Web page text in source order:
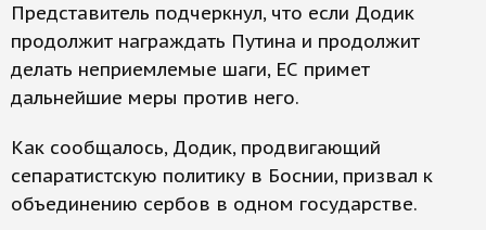
Представитель подчеркнул, что если Додик
продолжит награждать Путина и продолжит
делать неприемлемые шаги, ЕС примет
дальнейшие меры против него.
Как сообщалось, Додик, продвигающий
сепаратистскую политику в Боснии, призвал к
объединению сербов в одном государстве.